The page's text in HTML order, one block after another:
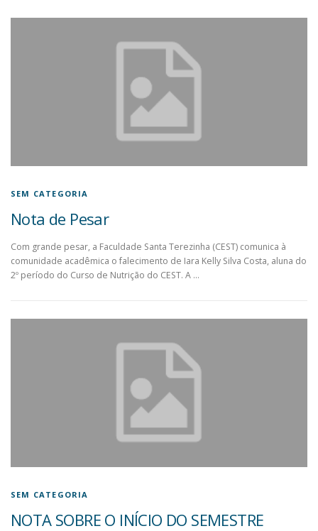
SEM CATEGORIA
Nota de Pesar
Com grande pesar, a Faculdade Santa Terezinha (CEST) comunica à
comunidade acadêmica o falecimento de Iara Kelly Silva Costa, aluna do
2º período do Curso de Nutrição do CEST. A …
SEM CATEGORIA
NOTA SOBRE O INÍCIO DO SEMESTRE